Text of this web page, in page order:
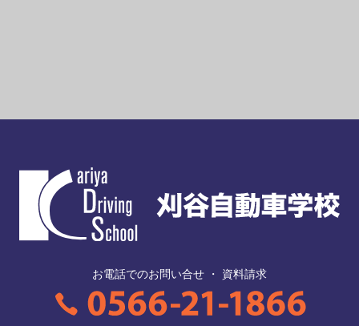
お電話でのお問い合せ ・ 資料請求